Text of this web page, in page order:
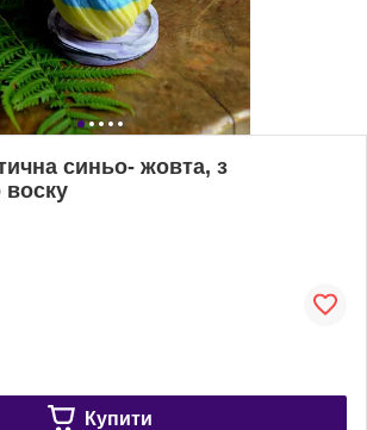
синьо- жовта, з
воску
Купити